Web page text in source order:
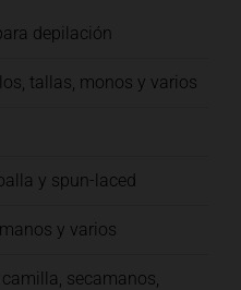
depilación
tallas, monos y varios
y spun-laced
y varios
secamanos,